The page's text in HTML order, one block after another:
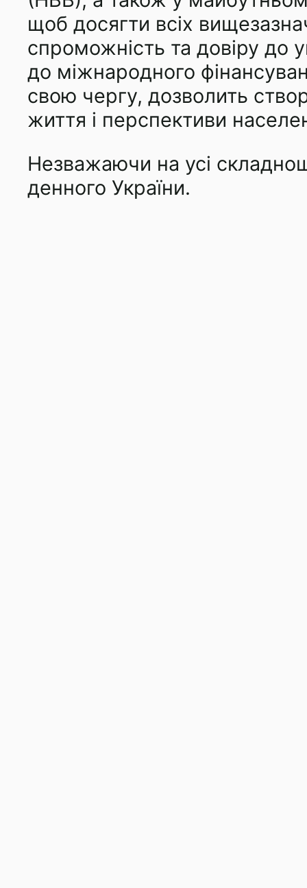
щоб досягти всіх
спроможність та довіру до
до міжнародного
свою чергу, дозволить
життя і перспективи
Незважаючи на усі
денного України.